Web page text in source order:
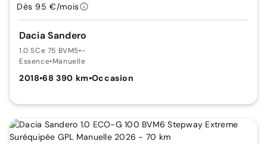
Dacia Sandero
1.0 SCe 75 BVM5•-
Essence•Manuelle
2018•68 390 km•Occasion
Dès 95 €/mois